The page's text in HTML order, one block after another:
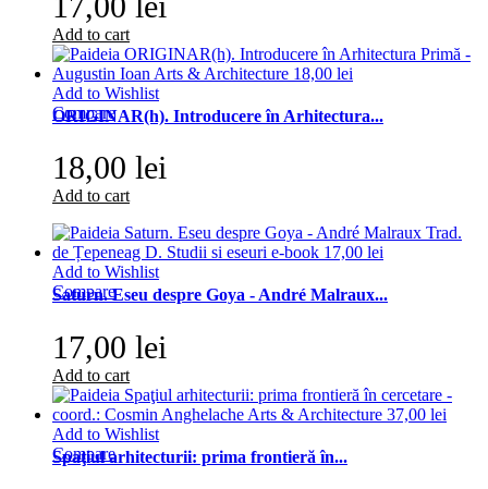
Add to cart
Add to Wishlist
Compare
ORIGINAR(h). Introducere în Arhitectura...
18,00 lei
Add to cart
Add to Wishlist
Compare
Saturn. Eseu despre Goya - André Malraux...
17,00 lei
Add to cart
Add to Wishlist
Compare
Spaţiul arhitecturii: prima frontieră în...